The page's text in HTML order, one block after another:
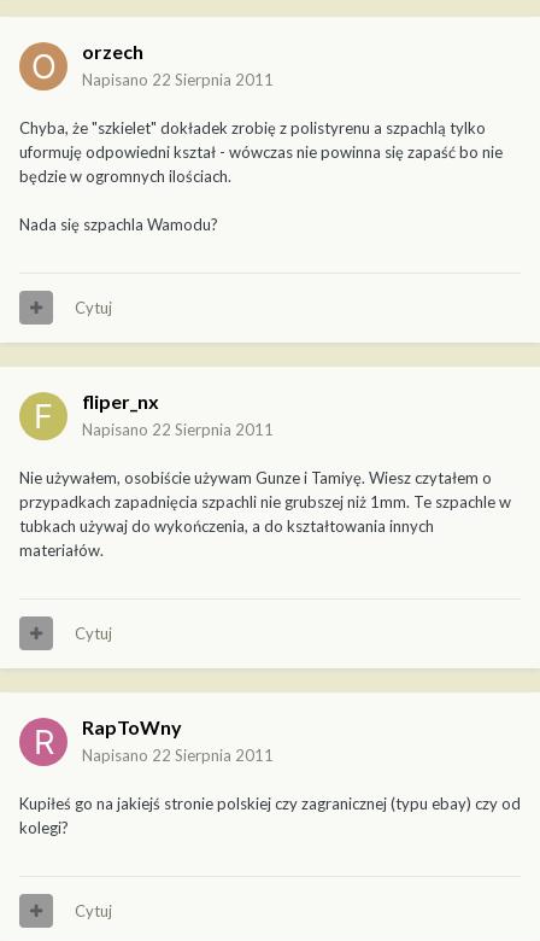
orzech
Napisano 22 Sierpnia 2011
Chyba, że "szkielet" dokładek zrobię z polistyrenu a szpachlą tylko
uformuję odpowiedni kształ - wówczas nie powinna się zapaść bo nie
będzie w ogromnych ilościach.
Nada się szpachla Wamodu?
Cytuj
fliper_nx
Napisano 22 Sierpnia 2011
Nie używałem, osobiście używam Gunze i Tamiyę. Wiesz czytałem o
przypadkach zapadnięcia szpachli nie grubszej niż 1mm. Te szpachle w
tubkach używaj do wykończenia, a do kształtowania innych
materiałów.
Cytuj
RapToWny
Napisano 22 Sierpnia 2011
Kupiłeś go na jakiejś stronie polskiej czy zagranicznej (typu ebay) czy od
kolegi?
Cytuj